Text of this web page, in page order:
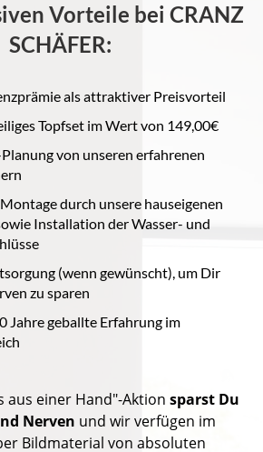
Vorteile bei CRANZ
SCHÄFER:
als attraktiver Preisvorteil
Topfset im Wert von 149,00€
von unseren erfahrenen
durch unsere hauseigenen
Installation der Wasser- und
(wenn gewünscht), um Dir
zu sparen
Jahre geballte Erfahrung im
aus einer Hand"-Aktion sparst Du
Nerven und wir verfügen im
Bildmaterial von absoluten